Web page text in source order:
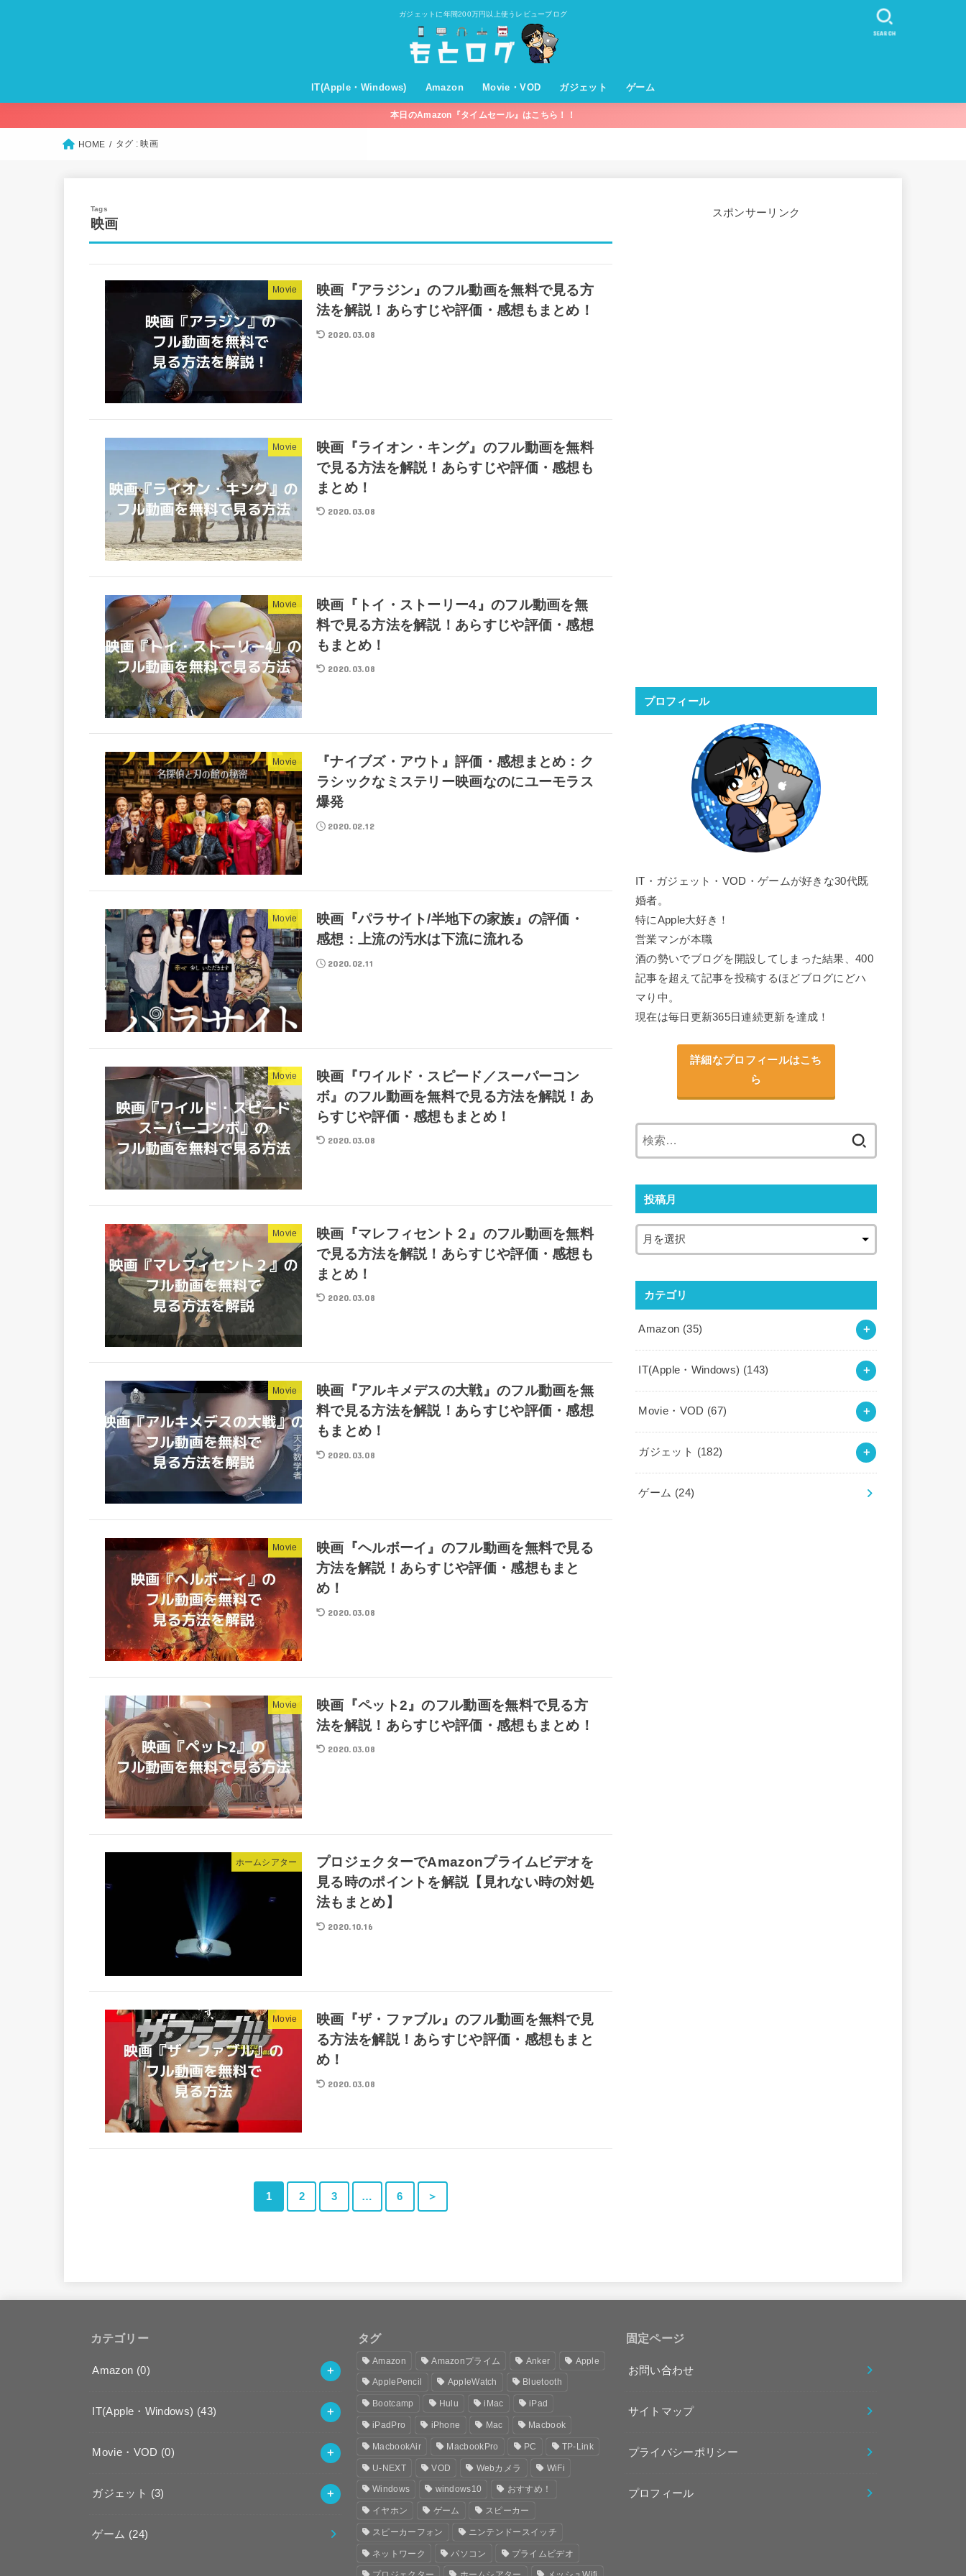
ガジェットに年間200万円以上使うレビューブログ
IT(Apple・Windows)
iPhone・iPad・iOS
モバイル回線・通信機器
Amazon
プライム会員
プライムビデオ
ミュージック
オーディブル
キンドル
Amazonパントリー
セールやキャンペーン
買ってよかったものまとめ
Movie・VOD
Movie
VOD
ガジェット
モバイルバッテリー
充電器
ケーブル
オーディオ(スピーカー・イヤホ
ン)
ホームシアター
VODデバイス
WiFi
パソコン関係
家電
その他
ゲーム
SEARCH
本日のAmazon『タイムセール』はこちら！！
HOME タグ : 映画
映画
Movie
映画『アラジン』のフル動画を無料で見る方
法を解説！あらすじや評価・感想もまとめ！
2020.03.08
Movie
映画『ライオン・キング』のフル動画を無料
で見る方法を解説！あらすじや評価・感想も
まとめ！
2020.03.08
Movie
映画『トイ・ストーリー4』のフル動画を無
料で見る方法を解説！あらすじや評価・感想
もまとめ！
2020.03.08
Movie
『ナイブズ・アウト』評価・感想まとめ：ク
ラシックなミステリー映画なのにユーモラス
爆発
2020.02.12
Movie
映画『パラサイト/半地下の家族』の評価・
感想：上流の汚水は下流に流れる
2020.02.11
Movie
映画『ワイルド・スピード／スーパーコン
ボ』のフル動画を無料で見る方法を解説！あ
らすじや評価・感想もまとめ！
2020.03.08
Movie
映画『マレフィセント２』のフル動画を無料
で見る方法を解説！あらすじや評価・感想も
まとめ！
2020.03.08
Movie
映画『アルキメデスの大戦』のフル動画を無
料で見る方法を解説！あらすじや評価・感想
もまとめ！
2020.03.08
Movie
映画『ヘルボーイ』のフル動画を無料で見る
方法を解説！あらすじや評価・感想もまと
め！
2020.03.08
Movie
映画『ペット2』のフル動画を無料で見る方
法を解説！あらすじや評価・感想もまとめ！
2020.03.08
ホームシアター
プロジェクターでAmazonプライムビデオを
見る時のポイントを解説【見れない時の対処
法もまとめ】
2020.10.16
Movie
映画『ザ・ファブル』のフル動画を無料で見
る方法を解説！あらすじや評価・感想もまと
め！
2020.03.08
1 2 3 … 6 ＞
スポンサーリンク
プロフィール
IT・ガジェット・VOD・ゲームが好きな30代既
婚者。
特にApple大好き！
営業マンが本職
酒の勢いでブログを開設してしまった結果、400
記事を超えて記事を投稿するほどブログにどハ
マり中。
現在は毎日更新365日連続更新を達成！
詳細なプロフィールはこち
ら
投稿月
カテゴリ
Amazon (35)
IT(Apple・Windows) (143)
Movie・VOD (67)
ガジェット (182)
ゲーム (24)
カテゴリー
Amazon (0)
IT(Apple・Windows) (43)
Movie・VOD (0)
ガジェット (3)
ゲーム (24)
タグ
Amazon Amazonプライム Anker Apple
ApplePencil AppleWatch Bluetooth
Bootcamp Hulu iMac iPad
iPadPro iPhone Mac Macbook
MacbookAir MacbookPro PC TP-Link
U-NEXT VOD Webカメラ WiFi
Windows windows10 おすすめ！
イヤホン ゲーム スピーカー
スピーカーフォン ニンテンドースイッチ
ネットワーク パソコン プライムビデオ
固定ページ
お問い合わせ
サイトマップ
プライバシーポリシー
プロフィール